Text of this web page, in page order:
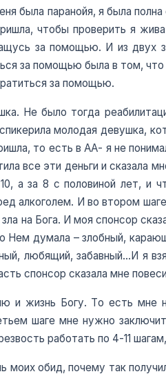
была паранойя, я была
чтобы проверить я
за помощью. И из двух
за помощью была в том,
за помощью.
Не было тогда
молодая девушка,
то есть в АА- я не
все эти деньги и сказала
а за 8 с половиной лет,
алкоголем. И во втором
на Бога. И моя спонсор
Нем думала – злобный,
любящий, забавный…И я
спонсор сказала мне
и жизнь Богу. То есть
шаге мне нужно
работать по 4-11
моих обид, почему так